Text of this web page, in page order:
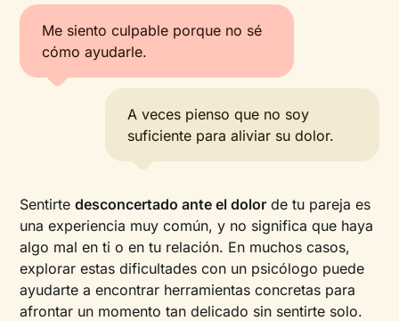
Me siento culpable porque no sé
cómo ayudarle.
A veces pienso que no soy
suficiente para aliviar su dolor.
Sentirtedesconcertado ante el dolor de tu pareja es
una experiencia muy común, y no significa que haya
algo mal en ti o en tu relación. En muchos casos,
explorar estas dificultades con un psicólogo puede
ayudarte a encontrar herramientas concretas para
afrontar un momento tan delicado sin sentirte solo.